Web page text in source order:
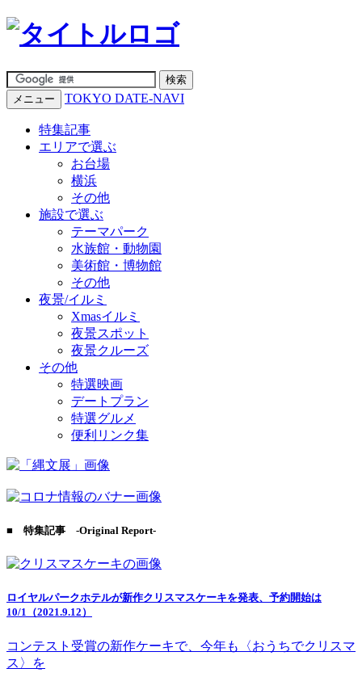
メニュー TOKYO DATE-NAVI
特集記事
エリアで選ぶ
お台場
横浜
その他
施設で選ぶ
テーマパーク
水族館・動物園
美術館・博物館
その他
夜景/イルミ
Xmasイルミ
夜景スポット
夜景クルーズ
その他
特選映画
デートプラン
特選グルメ
便利リンク集
■ 特集記事 -Original Report-
ロイヤルパークホテルが新作クリスマスケーキを発表、予約開始は
10/1（2021.9.12）
コンテスト受賞の新作ケーキで、今年も〈おうちでクリスマ
ス〉を